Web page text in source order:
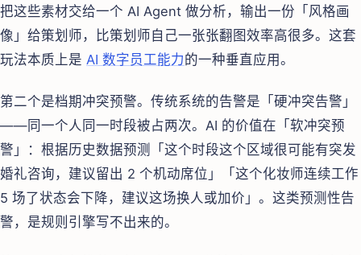
把这些素材交给一个 AI Agent 做分析，输出一份「风格画
像」给策划师，比策划师自己一张张翻图效率高很多。这套
玩法本质上是 AI 数字员工能力的一种垂直应用。
第二个是档期冲突预警。传统系统的告警是「硬冲突告警」
——同一个人同一时段被占两次。AI 的价值在「软冲突预
警」：根据历史数据预测「这个时段这个区域很可能有突发
婚礼咨询，建议留出 2 个机动席位」「这个化妆师连续工作
5 场了状态会下降，建议这场换人或加价」。这类预测性告
警，是规则引擎写不出来的。